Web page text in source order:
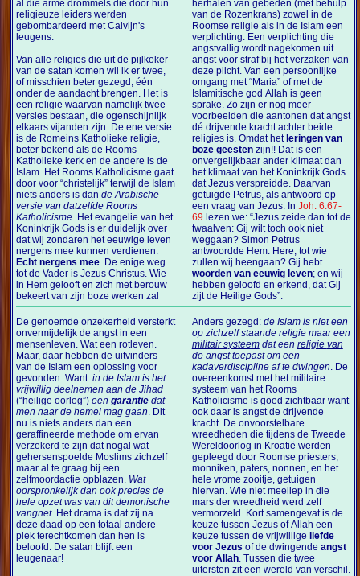
al die arme drommels die door hun
religieuze leiders werden
gebombardeerd met Calvijn's
leugens.
Van alle religies die uit de pijlkoker
van de satan komen wil ik er twee,
of misschien beter gezegd, één
onder de aandacht brengen. Het is
een religie waarvan namelijk twee
versies bestaan, die ogenschijnlijk
elkaars vijanden zijn. De ene versie
is de Romeins Katholieke religie,
beter bekend als de Rooms
Katholieke kerk en de andere is de
Islam. Het Rooms Katholicisme gaat
door voor “christelijk” terwijl de Islam
niets anders is dande Arabische
versie van datzelfde Rooms
Katholicisme . Het evangelie van het
Koninkrijk Gods is er duidelijk over
dat wij zondaren het eeuwige leven
nergens mee kunnen verdienen.
Echt nergens mee . De enige weg
tot de Vader is Jezus Christus. Wie
in Hem gelooft en zich met berouw
bekeert van zijn boze werken zal
herhalen van gebeden (met behulp
van de Rozenkrans) zowel in de
Roomse religie als in de Islam een
verplichting. Een verplichting die
angstvallig wordt nagekomen uit
angst voor straf bij het verzaken van
deze plicht. Van een persoonlijke
omgang met “Maria” of met de
Islamitische god Allah is geen
sprake. Zo zijn er nog meer
voorbeelden die aantonen dat angst
dé drijvende kracht achter beide
religies is. Omdat hetleringen van
boze geestenzijn!! Dat is een
onvergelijkbaar ander klimaat dan
het klimaat van het Koninkrijk Gods
dat Jezus verspreidde. Daarvan
getuigde Petrus, als antwoord op
een vraag van Jezus. In Joh. 6:67-
69
twaalven: Gij wilt toch ook niet
weggaan? Simon Petrus
antwoordde Hem: Here, tot wie
zullen wij heengaan? Gij hebt
woorden van eeuwig leven; en wij
hebben geloofd en erkend, dat Gij
zijt de Heilige Gods”.
De genoemde onzekerheid versterkt
onvermijdelijk de angst in een
mensenleven. Wat een rotleven.
Maar, daar hebben de uitvinders
van de Islam een oplossing voor
gevonden. Want:in de Islam is het
vrijwillig deelnemen aan de Jihad
(“heilige oorlog”)eengarantie dat
men naar de hemel mag gaan . Dit
nu is niets anders dan een
geraffineerde methode om ervan
verzekerd te zijn dat nogal wat
gehersenspoelde Moslims zichzelf
maar al te graag bij een
zelfmoordactie opblazen. Wat
oorspronkelijk dan ook precies de
hele opzet was van dit demonische
vangnet.
deze daad op een totaal andere
plek terechtkomen dan hen is
beloofd. De satan blijft een
leugenaar!
Anders gezegd: de Islam is niet een
op zichzelf staande religie maar een
militair systeemdat een religie van
de angsttoepast om een
kadaverdiscipline af te dwingen . De
overeenkomst met het militaire
systeem van het Rooms
Katholicisme is goed zichtbaar want
ook daar is angst de drijvende
kracht. De onvoorstelbare
wreedheden die tijdens de Tweede
Wereldoorlog in Kroatië werden
gepleegd door Roomse priesters,
monniken, paters, nonnen, en het
hele vrome zooitje, getuigen
hiervan. Wie niet meeliep in die
mars der wreedheid werd zelf
vermorzeld. Kort samengevat is de
keuze tussen Jezus of Allah een
keuze tussen de vrijwillige liefde
voor Jezus of de dwingende angst
voor Allah. Tussen die twee
uitersten zit een wereld van verschil.